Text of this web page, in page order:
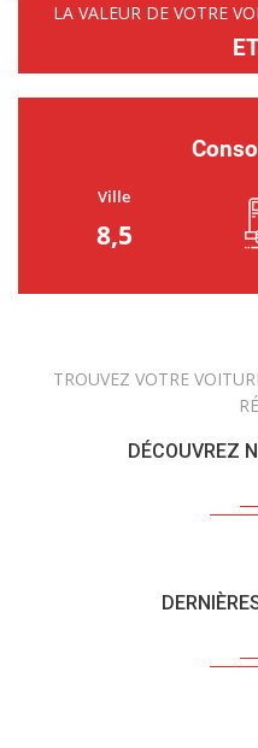
LA VALEUR DE VOTRE
Ville
8,5
TROUVEZ VOTRE
DÉCOUVREZ